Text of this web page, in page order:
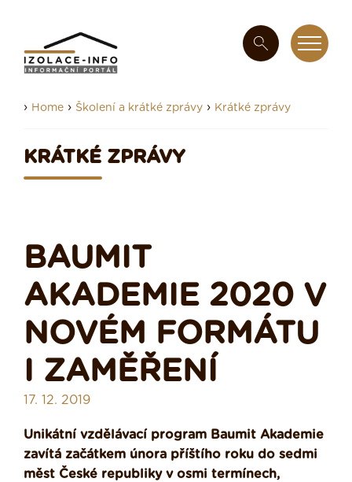
› Home › Školení a krátké zprávy › Krátké zprávy
KRÁTKÉ ZPRÁVY
BAUMIT
AKADEMIE 2020 V
NOVÉM FORMÁTU
I ZAMĚŘENÍ
17. 12. 2019
Unikátní vzdělávací program Baumit Akademie
zavítá začátkem února příštího roku do sedmi
měst České republiky v osmi termínech,